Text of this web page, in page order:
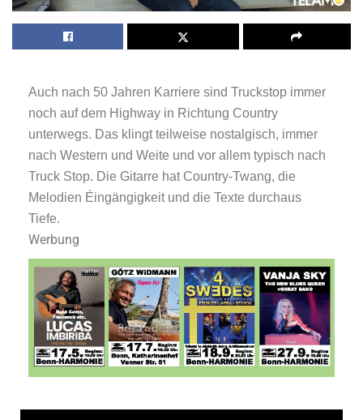
Auch nach 50 Jahren Karriere sind Truckstop immer
noch auf dem Highway in Richtung Country
unterwegs. Das klingt teilweise nostalgisch, immer
nach Western und Weite und vor allem typisch nach
Truck Stop. Die Gitarre hat Country-Twang, die
Melodien Éingängigkeit und die Texte durchaus
Tiefe.
Werbung